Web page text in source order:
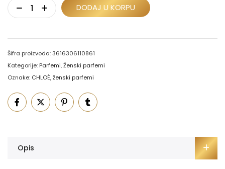
DODAJ U KORPU
Šifra proizvoda:3616306110861
Kategorije: Parfemi,Ženski parfemi
Oznake: CHLOÉ,ženski parfemi
Opis